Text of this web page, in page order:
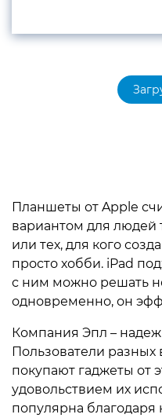
Планшеты от Apple
вариантом для людей
или тех, для кого
просто хобби. iPad
с ним можно решать
одновременно, он
Компания Эпл –
Пользователи разных
покупают гаджеты от
удовольствием их
популярна благодаря